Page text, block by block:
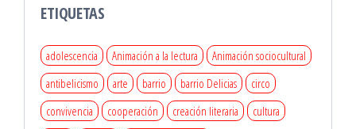
ETIQUETAS
adolescencia Animación a la lectura
Animación sociocultural
antibelicismo
arte barrio barrio Delicias
circo
convivencia
cooperación creación literaria
cultura